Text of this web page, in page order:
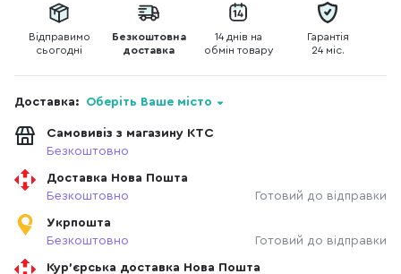
Відправимо
сьогодні
Безкоштовна
доставка
14 днів на
обмін товару
Гарантія
24 міс.
Доставка: Оберіть Ваше місто
Самовивіз з магазину КТС
Безкоштовно
Доставка Нова Пошта
Безкоштовно
Готовий до відправки
Укрпошта
Безкоштовно
Готовий до відправки
Кур'єрська доставка Нова Пошта